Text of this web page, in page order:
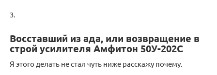
3.
Восставший из ада, или возвращение в
строй усилителя Амфитон 50У-202C
Я этого делать не стал чуть ниже расскажу почему.